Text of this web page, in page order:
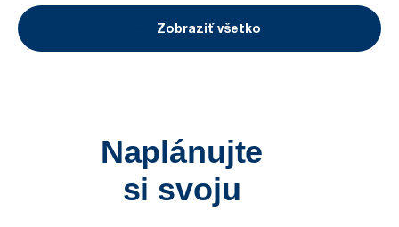
Zobraziť všetko